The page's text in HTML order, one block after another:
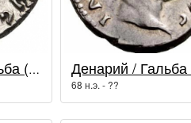
Денарий / Гальба (68 - 69 гг.)
68 н.э. - ??